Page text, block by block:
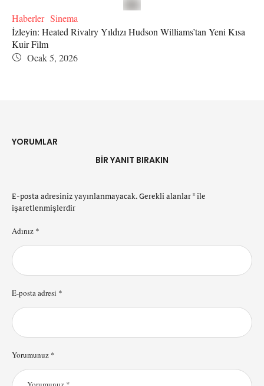
Haberler Sinema
İzleyin: Heated Rivalry Yıldızı Hudson Williams’tan Yeni Kısa
Kuir Film
Ocak 5, 2026
YORUMLAR
BIR YANIT BIRAKIN
E-posta adresiniz yayınlanmayacak.Gerekli alanlar*ile
işaretlenmişlerdir
Yorumunuz *
Adınız *
E-posta adresi *